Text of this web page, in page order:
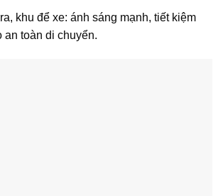
khu để xe: ánh sáng mạnh, tiết kiệm
an toàn di chuyển.